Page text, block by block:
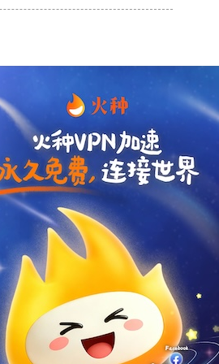
支持 [0] 反对[0]
支持
旋风加速器